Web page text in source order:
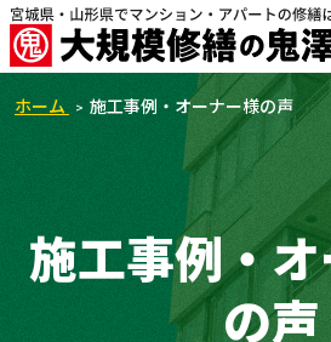
ホーム 施工事例・オーナー様の声
施工事例・
の声